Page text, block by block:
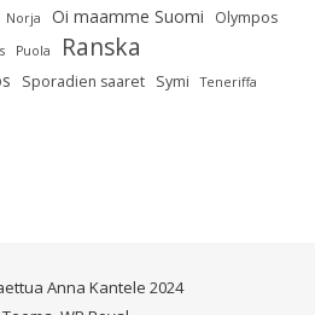
Norja Oi maamme Suomi
Olympos
Puola Ranska
Sporadien saaret Symi
Teneriffa
Anna Kantele 2024